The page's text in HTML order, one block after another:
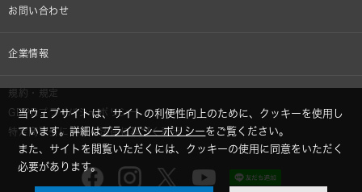
車載製品
部品/付属品
半導体レーザー応用製品
個人向け製品サポート
お問い合わせ
その他、メディア 取材関連等のお問い合わせ
企業情報
株式会社オーディオテクニカ
採用情報
GLOBAL-オーディオテクニカ
規約・規定
GDPRプライバシーポリシー
特定商取引に関する法律に基づく表示
当ウェブサイトは、サイトの利便性向上のために、クッキーを使用し
ています。詳細はプライバシーポリシーをご覧ください。
また、サイトを閲覧いただくには、クッキーの使用に同意をいただく
必要があります。